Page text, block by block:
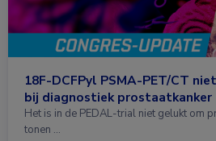
18F-DCFPyl PSMA-PET/CT
bij diagnostiek prostaatkanker
Het is in de PEDAL-trial niet gelukt om
tonen …